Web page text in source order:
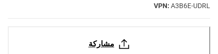
VPN: A3B6E-UDRL
مشاركة